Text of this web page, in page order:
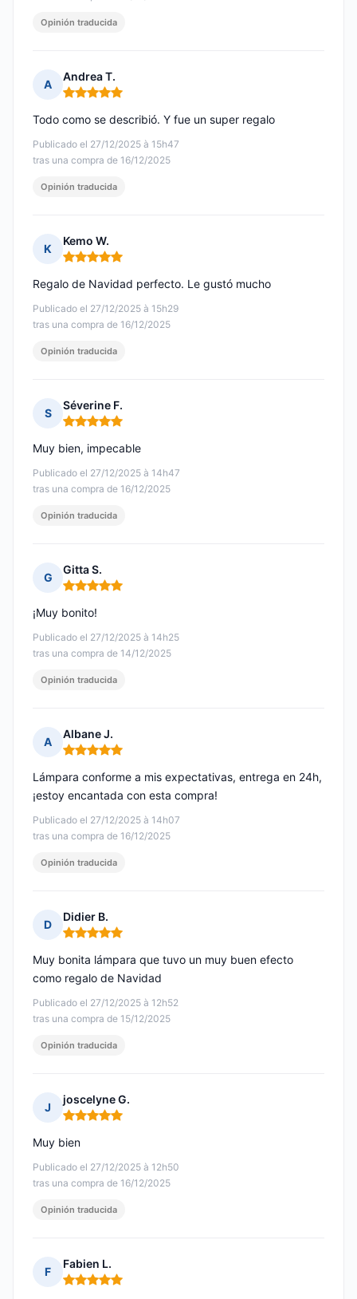
Opinión traducida
A
Andrea T.
Nota: 5 de 5
Publicado el 27/12/2025 à 15h47
tras una compra de 16/12/2025
Todo como se describió. Y fue un super regalo
Opinión traducida
K
Kemo W.
Nota: 5 de 5
Publicado el 27/12/2025 à 15h29
tras una compra de 16/12/2025
Regalo de Navidad perfecto. Le gustó mucho
Opinión traducida
S
Séverine F.
Nota: 5 de 5
Publicado el 27/12/2025 à 14h47
tras una compra de 16/12/2025
Muy bien, impecable
Opinión traducida
G
Gitta S.
Nota: 5 de 5
Publicado el 27/12/2025 à 14h25
tras una compra de 14/12/2025
¡Muy bonito!
Opinión traducida
A
Albane J.
Nota: 5 de 5
Publicado el 27/12/2025 à 14h07
tras una compra de 16/12/2025
Lámpara conforme a mis expectativas, entrega en 24h,
¡estoy encantada con esta compra!
Opinión traducida
D
Didier B.
Nota: 5 de 5
Publicado el 27/12/2025 à 12h52
tras una compra de 15/12/2025
Muy bonita lámpara que tuvo un muy buen efecto
como regalo de Navidad
Opinión traducida
J
joscelyne G.
Nota: 5 de 5
Publicado el 27/12/2025 à 12h50
tras una compra de 16/12/2025
Muy bien
Opinión traducida
F
Fabien L.
Nota: 5 de 5